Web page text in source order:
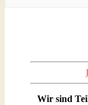
Wir sind